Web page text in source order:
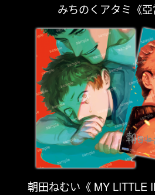
みちのくアタミ《亞
朝田ねむい《 MY LITTLE